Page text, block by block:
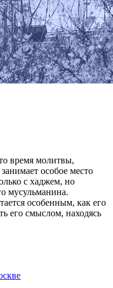
время молитвы,
особое место
с хаджем, но
мусульманина.
особенным, как его
его смыслом, находясь